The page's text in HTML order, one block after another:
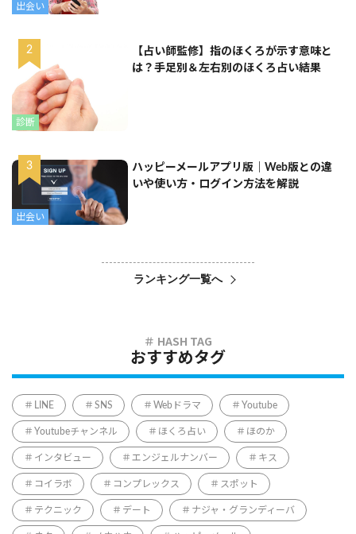
出会い
診断
【占い師監修】指のほくろが示す意味と
は？手足別＆左右別のほくろ占い結果
出会い
ハッピーメールアプリ版｜Web版との違
いや使い方・ログイン方法を解説
ランキング一覧へ
おすすめタグ
LINE SNS Webドラマ Youtube
Youtubeチャンネル ほくろ占い ほのか
インタビュー エンジェルナンバー キス
コイラボ コンプレックス スポット
テクニック デート ナジャ・グランディーバ